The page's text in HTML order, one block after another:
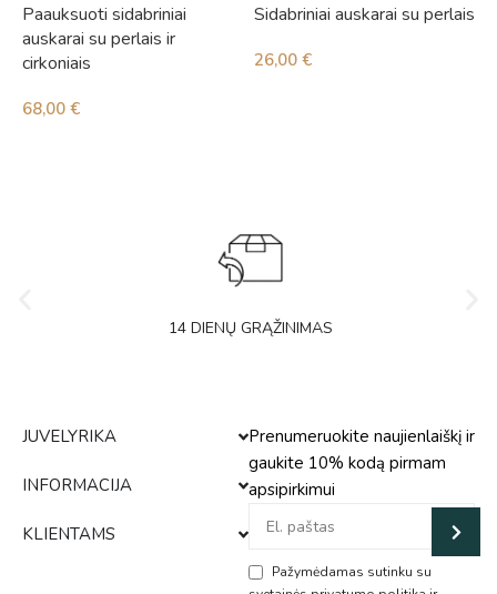
Paauksuoti sidabriniai
auskarai su perlais ir
cirkoniais
68,00 €
Sidabriniai auskarai su perlais
26,00 €
14 DIENŲ GRĄŽINIMAS
JUVELYRIKA
INFORMACIJA
KLIENTAMS
Prenumeruokite naujienlaiškį ir
gaukite 10% kodą pirmam
apsipirkimui
Pažymėdamas sutinku su